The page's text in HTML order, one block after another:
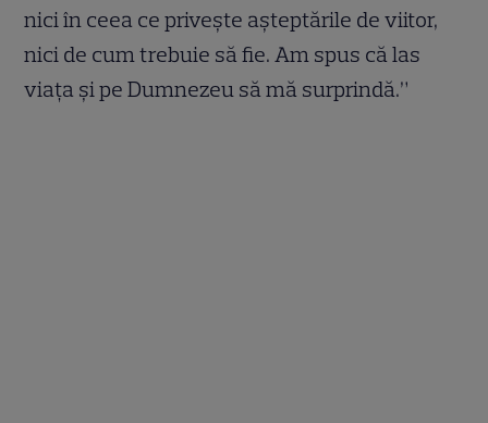
nici în ceea ce privește așteptările de viitor,
nici de cum trebuie să fie. Am spus că las
viața și pe Dumnezeu să mă surprindă.”